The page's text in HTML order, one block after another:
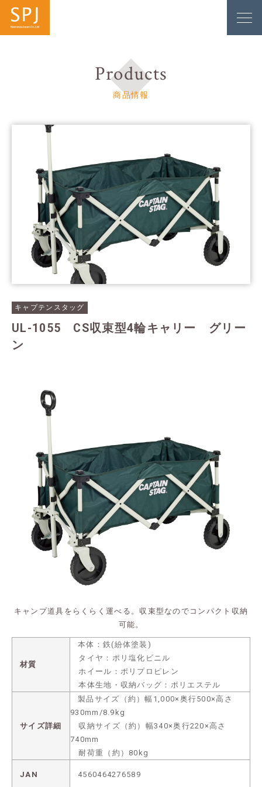
Products
商品情報
キャプテンスタッグ
UL-1055 CS収束型4輪キャリー グリー
ン
キャンプ道具をらくらく運べる。収束型なのでコンパクト収納
可能。
材質
本体：鉄(紛体塗装)
タイヤ：ポリ塩化ビニル
ホイール：ポリプロピレン
本体生地・収納バッグ：ポリエステル
サイズ詳細
製品サイズ（約）幅1,000×奥行500×高さ
930mm/8.9kg
収納サイズ（約）幅340×奥行220×高さ
740mm
耐荷重（約）80kg
JAN 4560464276589